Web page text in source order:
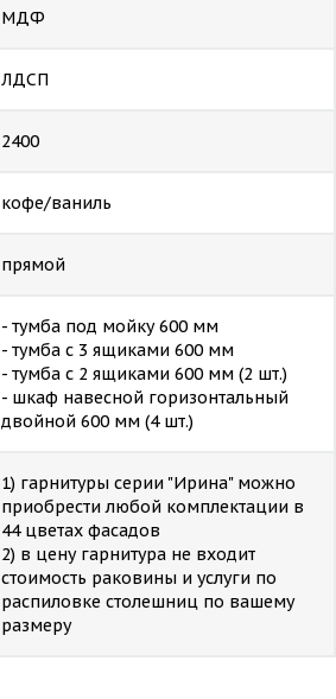
МДФ
ЛДСП
2400
кофе/ваниль
прямой
- тумба под мойку 600 мм
- тумба с 3 ящиками 600 мм
- тумба с 2 ящиками 600 мм (2 шт.)
- шкаф навесной горизонтальный
двойной 600 мм (4 шт.)
1) гарнитуры серии "Ирина" можно
приобрести любой комплектации в
44 цветах фасадов
2) в цену гарнитура не входит
стоимость раковины и услуги по
распиловке столешниц по вашему
размеру